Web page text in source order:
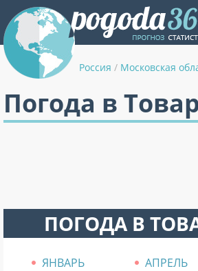
Россия / Московская
Погода в
ПОГОДА В
ЯНВАРЬ АПРЕЛЬ